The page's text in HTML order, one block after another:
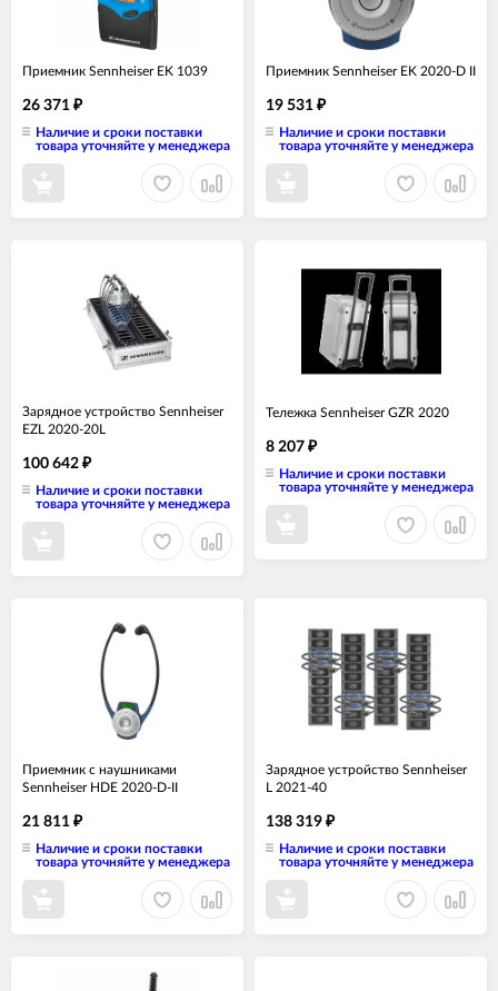
Приемник Sennheiser EK 1039
26 371 ₽
Наличие и сроки поставки
товара уточняйте у менеджера
Приемник Sennheiser EK 2020-D II
19 531 ₽
Наличие и сроки поставки
товара уточняйте у менеджера
Зарядное устройство Sennheiser
EZL 2020-20L
100 642 ₽
Наличие и сроки поставки
товара уточняйте у менеджера
Тележка Sennheiser GZR 2020
8 207 ₽
Наличие и сроки поставки
товара уточняйте у менеджера
Приемник с наушниками
Sennheiser HDE 2020-D-II
21 811 ₽
Наличие и сроки поставки
товара уточняйте у менеджера
Зарядное устройство Sennheiser
L 2021-40
138 319 ₽
Наличие и сроки поставки
товара уточняйте у менеджера